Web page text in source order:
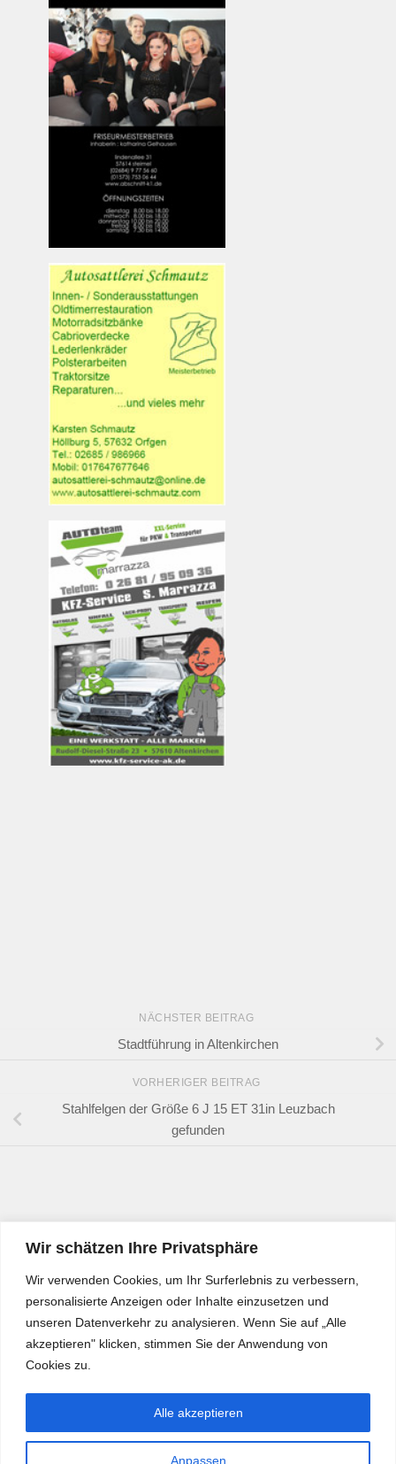
Wir schätzen Ihre Privatsphäre
Wir verwenden Cookies, um Ihr Surferlebnis zu verbessern,
personalisierte Anzeigen oder Inhalte einzusetzen und
unseren Datenverkehr zu analysieren. Wenn Sie auf „Alle
akzeptieren" klicken, stimmen Sie der Anwendung von
Cookies zu.
Anpassen
Alle akzeptieren
NÄCHSTER BEITRAG
Stadtführung in Altenkirchen
VORHERIGER BEITRAG
Stahlfelgen der Größe 6 J 15 ET 31in Leuzbach
gefunden